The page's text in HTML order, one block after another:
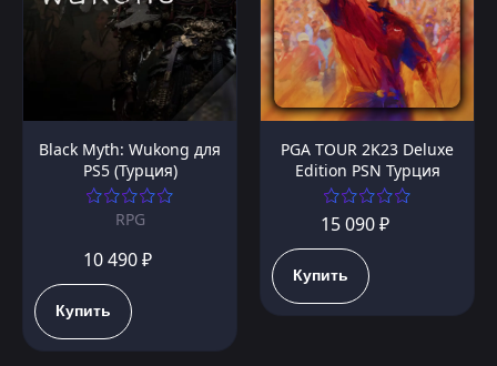
Black Myth: Wukong для
PS5 (Турция)
RPG
10 490 ₽
Купить
PGA TOUR 2K23 Deluxe
Edition PSN Турция
15 090 ₽
Купить